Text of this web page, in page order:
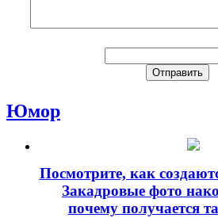
Юмор
Посмотрите, как
Закадровые фото
почему получается